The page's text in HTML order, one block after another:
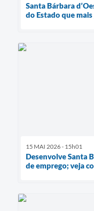
Santa Bárbara
do Estado que
15 MAI 2026 - 15h01
Desenvolve Santa
de emprego; veja